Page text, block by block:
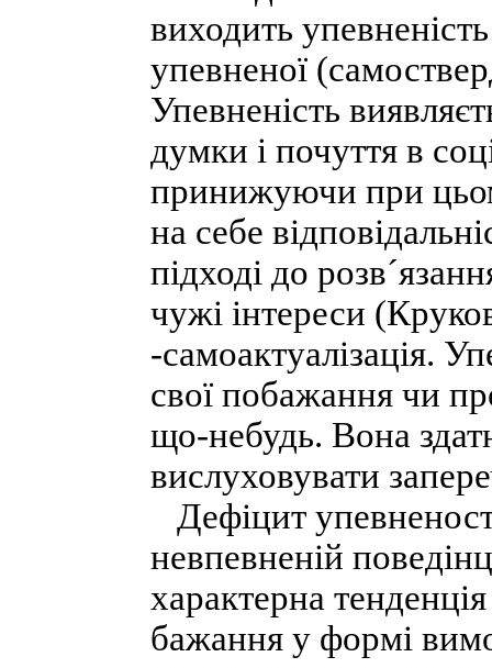
виходить
упевненої
Упевненість
думки і почуття в
принижуючи при
на себе
підході до
чужі інтереси
-самоактуалізація.
свої побажання чи
що-небудь. Вона
вислуховувати
Дефіцит
невпевненій
характерна
бажання у формі